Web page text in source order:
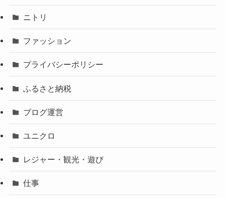
ニトリ
ファッション
プライバシーポリシー
ふるさと納税
ブログ運営
ユニクロ
レジャー・観光・遊び
仕事